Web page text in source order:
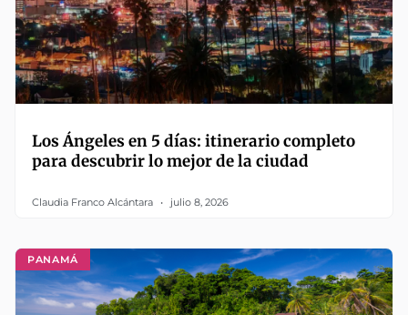
Los Ángeles en 5 días: itinerario completo
para descubrir lo mejor de la ciudad
Claudia Franco Alcántara julio 8, 2026
PANAMÁ